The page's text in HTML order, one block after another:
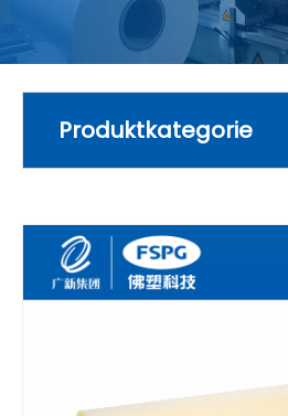
Produktkategorie